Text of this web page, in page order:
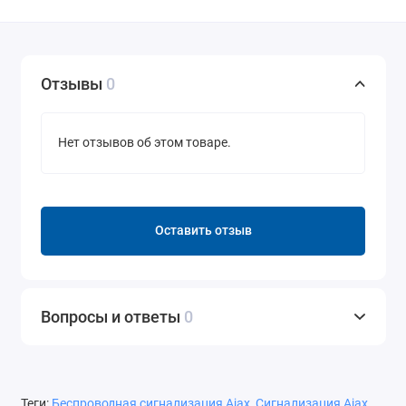
Отзывы 0
Нет отзывов об этом товаре.
Оставить отзыв
Вопросы и ответы 0